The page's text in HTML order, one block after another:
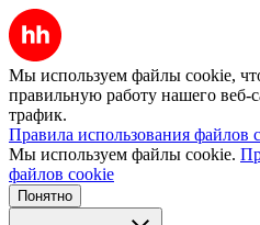
Мы используем файлы cookie,
правильную работу нашего веб-
трафик.
Правила использования файлов
Мы используем файлы cookie.
файлов cookie
Понятно